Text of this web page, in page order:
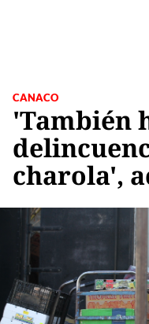
CANACO
'También
charola',